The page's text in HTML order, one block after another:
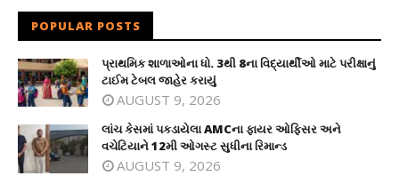
POPULAR POSTS
પ્રાથમિક શાળાઓના ધો. 3થી 8ના વિદ્યાર્થીઓ માટે પરીક્ષાનું
ટાઈમ ટેબલ જાહેર કરાયું
AUGUST 9, 2026
લાંચ કેસમાં પકડાયેલા AMCના ફાયર ઓફિસર અને
વચેટિયાને 12મી ઓગસ્ટ સુધીના રિમાન્ડ
AUGUST 9, 2026